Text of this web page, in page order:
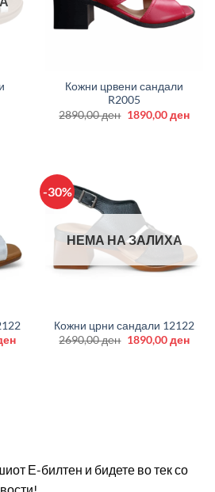
Кожни црвени сандали
R2005
2890,00ден Original
1890,00ден
Current
-30%
НЕМА НА ЗАЛИХА
Кожни црни сандали 12122
2690,00ден Original
1890,00ден
Е-билтен и бидете во тек со